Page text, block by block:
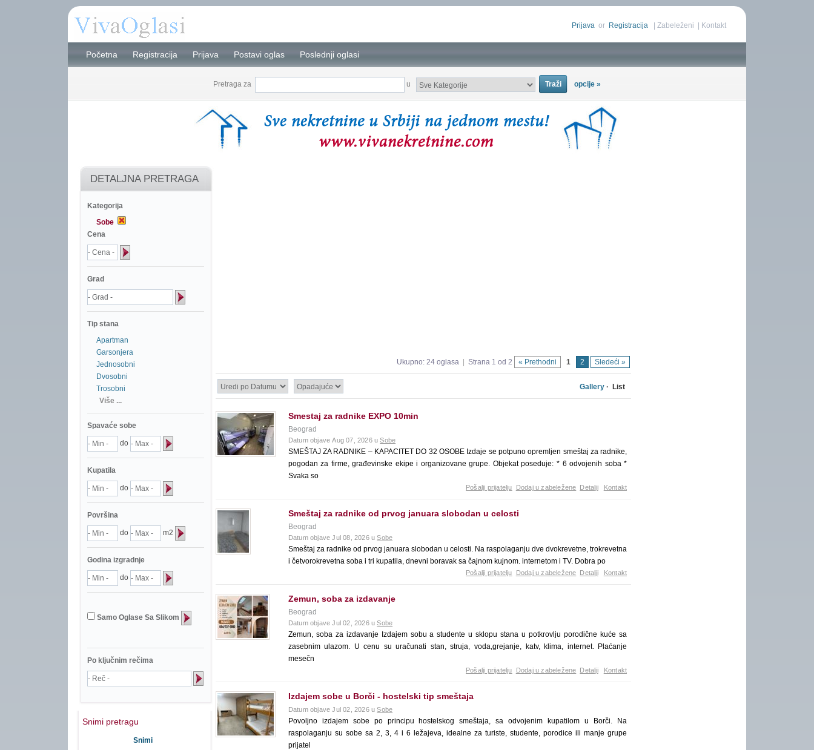
Prijava or Registracija Zabeleženi Kontakt
Početna Registracija Prijava Postavi oglas Poslednji oglasi
Pretraga za u opcije »
DETALJNA PRETRAGA
Kategorija
Sobe
Cena
Grad
Tip stana
Apartman
Garsonjera
Jednosobni
Dvosobni
Trosobni
Više ...
Spavaće sobe
do
Kupatila
do
Površina
do m2
Godina izgradnje
do
Samo Oglase Sa Slikom
Po ključnim rečima
Snimi pretragu
Ukupno: 24 oglasa Strana 1 od 2 « Prethodni 1 2 Sledeći »
Gallery · List
Smestaj za radnike EXPO 10min
Beograd
Datum objave Aug 07, 2026 uSobe
SMEŠTAJ ZA RADNIKE – KAPACITET DO 32 OSOBE Izdaje se potpuno opremljen smeštaj za radnike,
pogodan za firme, građevinske ekipe i organizovane grupe. Objekat poseduje: * 6 odvojenih soba *
Svaka so
Pošalji prijatelju Dodaj u zabeležene Detalji Kontakt
Smeštaj za radnike od prvog januara slobodan u celosti
Beograd
Datum objave Jul 08, 2026 uSobe
Smeštaj za radnike od prvog januara slobodan u celosti. Na raspolaganju dve dvokrevetne, trokrevetna
i četvorokrevetna soba i tri kupatila, dnevni boravak sa čajnom kujnom. internetom i TV. Dobra po
Pošalji prijatelju Dodaj u zabeležene Detalji Kontakt
Zemun, soba za izdavanje
Beograd
Datum objave Jul 02, 2026 uSobe
Zemun, soba za izdavanje Izdajem sobu a studente u sklopu stana u potkrovlju porodične kuće sa
zasebnim ulazom. U cenu su uračunati stan, struja, voda,grejanje, katv, klima, internet. Plaćanje
mesečn
Pošalji prijatelju Dodaj u zabeležene Detalji Kontakt
Izdajem sobe u Borči - hostelski tip smeštaja
Datum objave Jul 02, 2026 uSobe
Povoljno izdajem sobe po principu hostelskog smeštaja, sa odvojenim kupatilom u Borči. Na
raspolaganju su sobe sa 2, 3, 4 i 6 ležajeva, idealne za turiste, studente, porodice ili manje grupe
prijatel